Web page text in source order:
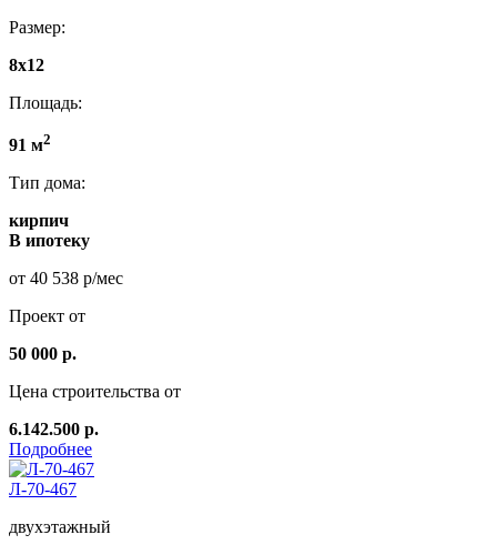
Размер:
8х12
Площадь:
91 м2
Тип дома:
кирпич
В ипотеку
от 40 538 р/мес
Проект от
50 000 р.
Цена строительства от
6.142.500 р.
Подробнее
Л-70-467
двухэтажный